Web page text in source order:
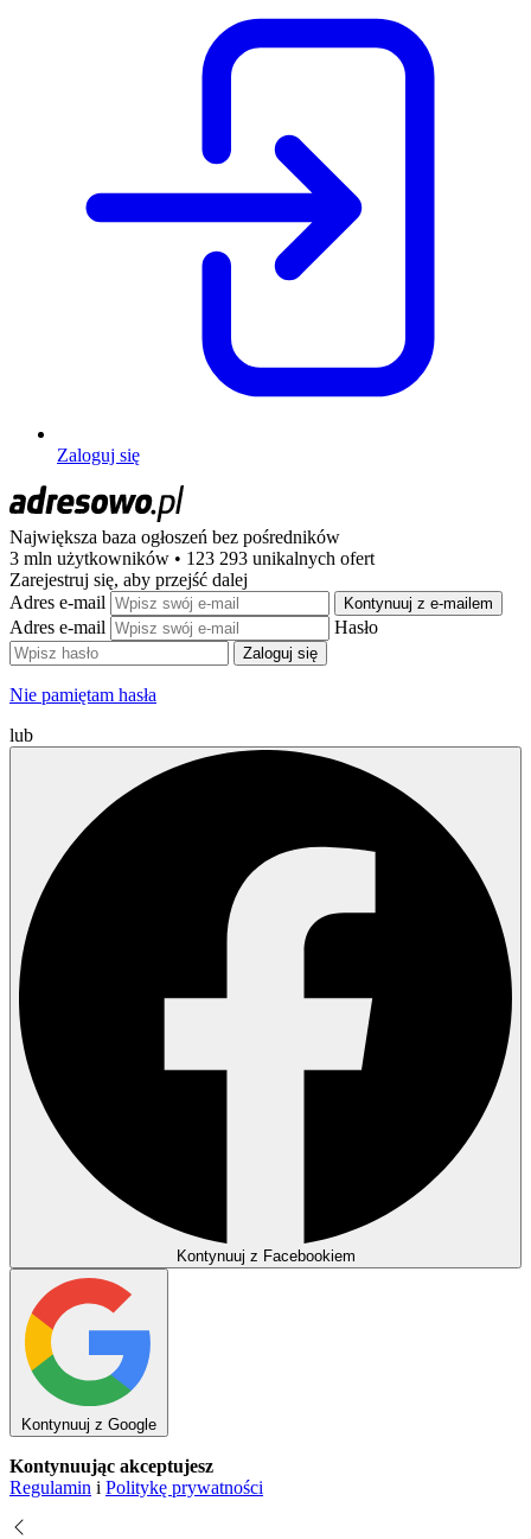
Zaloguj się
Największa baza ogłoszeń bez pośredników
3 mln użytkowników • 123 293 unikalnych ofert
Zarejestruj się, aby przejść dalej
Adres e-mail
Kontynuuj z e-mailem
Adres e-mail Hasło
Zaloguj się
Nie pamiętam hasła
lub
Kontynuuj z Facebookiem
Kontynuuj z Google
Kontynuując akceptujesz
Regulamin i Politykę prywatności